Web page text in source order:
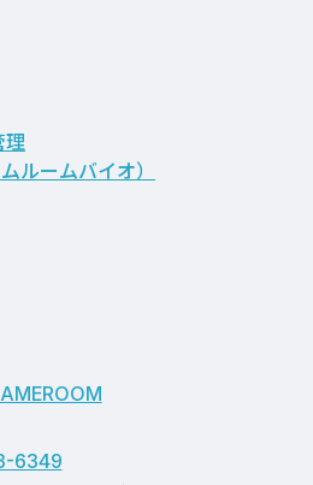
理
ムルームバイオ）
6349